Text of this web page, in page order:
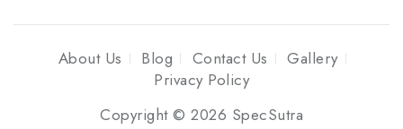
About Us Blog Contact Us
Gallery
Privacy Policy
Copyright © 2026 SpecSutra